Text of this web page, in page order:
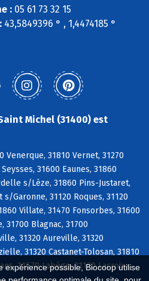
expérience possible, Biocoop utilise
: 05 61 73 32 15
43,5849396 ° , 1,4474185 °
Michel (31400) est
Venerque, 31810 Vernet, 31270
31600 Eaunes, 31860
s/Lèze, 31860 Pins-Justaret,
Garonne, 31120 Roques, 31120
Villate, 31470 Fonsorbes, 31600
31700 Blagnac, 31700
31320 Aureville, 31320
31320 Castanet-Tolosan, 31810
31670 Labège, 31120 Lacroix-